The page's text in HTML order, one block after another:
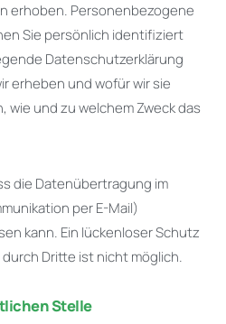
erhoben. Personenbezogene
Sie persönlich identifiziert
Datenschutzerklärung
erheben und wofür wir sie
wie und zu welchem Zweck das
die Datenübertragung im
per E-Mail)
kann. Ein lückenloser Schutz
Dritte ist nicht möglich.
Stelle